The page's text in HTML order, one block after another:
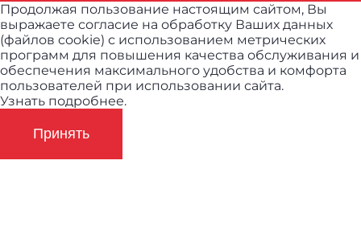
Продолжая пользование настоящим сайтом, Вы
выражаете согласие на обработку Ваших данных
(файлов cookie) с использованием метрических
программ для повышения качества обслуживания и
обеспечения максимального удобства и комфорта
пользователей при использовании сайта.
Узнать подробнее.
Принять